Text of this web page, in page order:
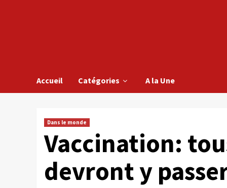
Accueil Catégories A la Une
Dans le monde
Vaccination:
devront y